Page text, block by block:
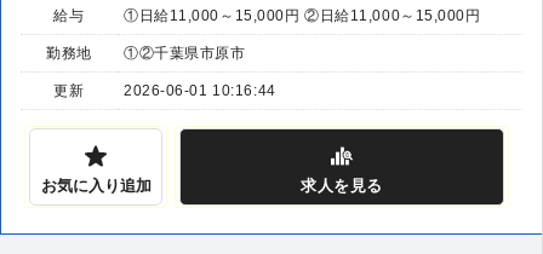
給与 ①日給11,000～15,000円 ②日給11,000～15,000円
勤務地 ①②千葉県市原市
更新 2026-06-01 10:16:44
お気に入り追加 求人を見る